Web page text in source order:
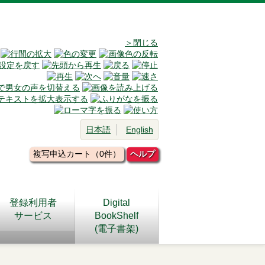
＞閉じる
日本語 English
複写申込カート（0件） ヘルプ
登録利用者
サービス
Digital
BookShelf
(電子書架)